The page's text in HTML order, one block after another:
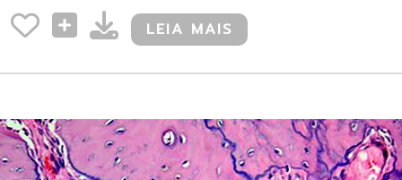
LEIA MAIS